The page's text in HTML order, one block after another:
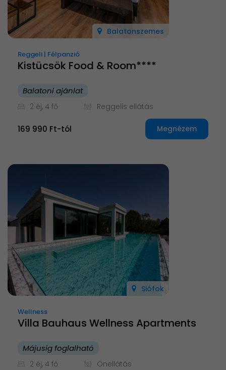
Balatonszemes
Reggeli | Félpanzió
Kistücsök Food & Room****
Balatoni ajánlat
2 éj, 4 fő Reggelis ellátás
169 990 Ft-tól Megnézem
Siófok
Wellness
Villa Bauhaus Wellness Apartments
Májusig foglalható
2 éj, 4 fő Önellátás